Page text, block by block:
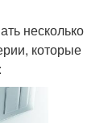
несколько
которые